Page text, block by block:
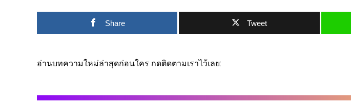
Share Tweet
อ่านบทความใหม่ล่าสุดก่อนใคร กดติดตามเราไว้เลย: